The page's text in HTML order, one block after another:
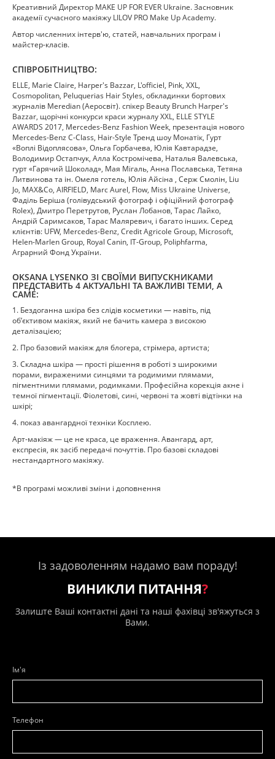
Креативний Директор MAKE UP FOR EVER Ukraine. Засновник
академії сучасного макіяжу LILOV PRO Make Up Academy.
Автор численних інтерв'ю, статей, навчальних програм і
майстер-класів.
СПІВРОБІТНИЦТВО:
ЕLLE, Marie Claire, Harper's Bazzar, L'officiel, Pink, XXL,
Cosmopolitan, Peluquerias Hair Styles, обкладинки бортових
журналів Meredian (Аеросвіт). спікер Beauty Brunch Harper's
Bazzar, щорічні конкурси краси журналу XXL, ELLE STYLE
AWARDS 2017, Mercedes-Benz Fashion Week, презентація нового
Mercedes-Benz С-Class, Hair-Style Тренд шоу Монатік, Гурт
«Воплі Відоплясова», Ольга Горбачева, Юлія Кавтарадзе,
Володимир Остапчук, Алла Костромічева, Наталья Валевська,
гурт «Гарячий Шоколад», Мая Мігаль, Анна Пославська, Тетяна
Литвинова та ін. Омеля готель, Юлія Айсіна , Серж Смолін, Liu
Jo, MAX&Co, AIRFIELD, Marc Aurel, Flow, Miss Ukraine Universe,
Фаділь Беріша (голівудський фотограф і офіційний фотограф
Rolex), Дмитро Перетрутов, Руслан Лобанов, Тарас Лайко,
Андрій Саримсаков, Тарас Маляревич, і багато інших. Серед
клієнтів: UFW, Merсedes-Benz, Credit Agricole Group, Microsoft,
Helen-Marlen Group, Royal Canin, IT-Group, Poliphfarma,
Аграрний Фонд України.
ОKSANA LYSENKO ЗІ СВОЇМИ ВИПУСКНИКАМИ
ПРЕДСТАВИТЬ 4 АКТУАЛЬНІ ТА ВАЖЛИВІ ТЕМИ, А
САМЕ:
1. Бездоганна шкіра без слідів косметики — навіть, під
обʼєктивом макіяж, який не бачить камера з високою
деталізацією;
2. Про базовий макіяж для блогера, стрімера, артиста;
3. Складна шкіра — прості рішення в роботі з широкими
порами, вираженими синцями та родимими плямами,
пігментними плямами, родимками. Професійна корекція акне і
темної пігментації. Фіолетові, сині, червоні та жовті відтінки на
шкірі;
4. показ авангардної техніки Косплею.
Арт-макіяж — це не краса, це враження. Авангард, арт,
експресія, як засіб передачі почуттів. Про базові складові
нестандартного макіяжу.
*В програмі можливі зміни і доповнення
Із задоволенням надамо вам пораду!
ВИНИКЛИ ПИТАННЯ?
Залиште Ваші контактні дані та наші фахівці зв'яжуться з
Вами.
Ім'я
Телефон